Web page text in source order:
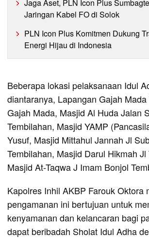
Jaga Aset, PLN Icon Plus
Jaringan Kabel FO di Solok
PLN Icon Plus Komitmen Dukung
Energi Hijau di Indonesia
Beberapa lokasi pelaksanaan Idul
diantaranya, Lapangan Gajah
Gajah Mada, Masjid Al Huda Jalan
Tembilahan, Masjid YAMP
Yusuf, Masjid Mittahul Jannah Jl
Tembilahan, Masjid Darul Hikmah
Masjid At-Taqwa J Imam Bonjol
Kapolres Inhil AKBP Farouk Oktora
pengamanan ini bertujuan untuk
kenyamanan dan kelancaran bagi
dapat beribadah Sholat Idul Adha